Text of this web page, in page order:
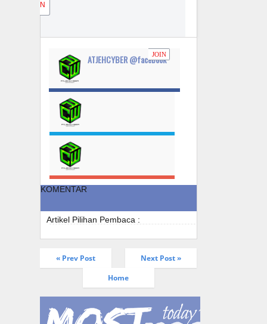
JOIN
ATJEHCYBER @facebook
JOIN
KOMENTAR
Artikel Pilihan Pembaca :
« Prev Post
Next Post »
Home